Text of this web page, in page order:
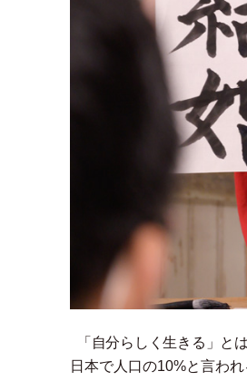
「 自分らしく生きる 」 と
日本で人口の10%と言わ